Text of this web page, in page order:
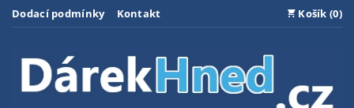
Dodací podmínky Kontakt Košík (0)